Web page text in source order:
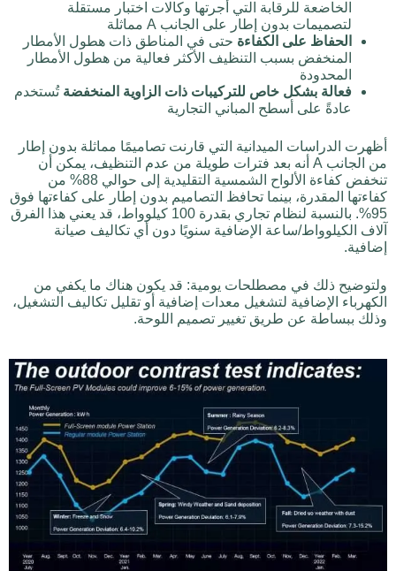
الخاضعة للرقابة التي أجرتها وكالات اختبار مستقلة
لتصميمات بدون إطار على الجانب A مماثلة
الحفاظ على الكفاءة حتى في المناطق ذات هطول الأمطار
المنخفض بسبب التنظيف الأكثر فعالية من هطول الأمطار
المحدودة
فعالة بشكل خاص للتركيبات ذات الزاوية المنخفضة تُستخدم
عادةً على أسطح المباني التجارية
أظهرت الدراسات الميدانية التي قارنت تصاميمًا مماثلة بدون إطار
من الجانب A أنه بعد فترات طويلة من عدم التنظيف، يمكن أن
تنخفض كفاءة الألواح الشمسية التقليدية إلى حوالي 88% من
كفاءتها المقدرة، بينما تحافظ التصاميم بدون إطار على كفاءتها فوق
95%. بالنسبة لنظام تجاري بقدرة 100 كيلوواط، قد يعني هذا الفرق
آلاف الكيلوواط/ساعة الإضافية سنويًا دون أي تكاليف صيانة
إضافية.
ولتوضيح ذلك في مصطلحات يومية: قد يكون هناك ما يكفي من
الكهرباء الإضافية لتشغيل معدات إضافية أو تقليل تكاليف التشغيل،
وذلك ببساطة عن طريق تغيير تصميم اللوحة.